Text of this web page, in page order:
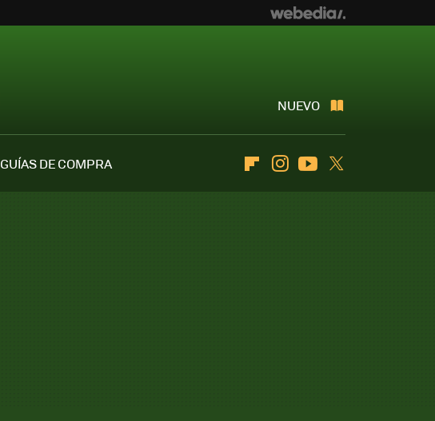
NUEVO
GUÍAS DE COMPRA
FlipboardInstagramYoutube